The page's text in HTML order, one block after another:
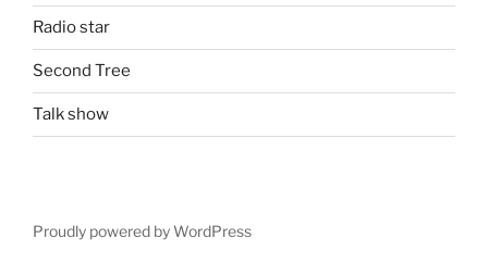
Radio star
Second Tree
Talk show
Proudly powered by WordPress